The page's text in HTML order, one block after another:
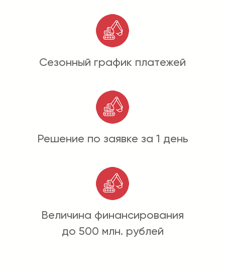
Сезонный график платежей
Решение по заявке за 1 день
Величина финансирования
до 500 млн. рублей